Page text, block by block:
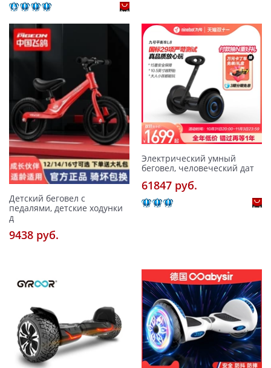
Детский беговел с
педалями, детские ходунки
д
9438 pуб.
Электрический умный
беговел, человеческий дат
61847 pуб.